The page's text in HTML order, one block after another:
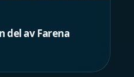
del av Farena